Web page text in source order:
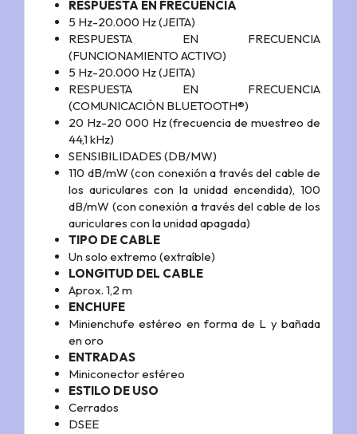
RESPUESTA EN FRECUENCIA
5 Hz-20.000 Hz (JEITA)
RESPUESTA EN FRECUENCIA
(FUNCIONAMIENTO ACTIVO)
5 Hz-20.000 Hz (JEITA)
RESPUESTA EN FRECUENCIA
(COMUNICACIÓN BLUETOOTH®)
20 Hz-20 000 Hz (frecuencia de muestreo de
44,1 kHz)
SENSIBILIDADES (DB/MW)
110 dB/mW (con conexión a través del cable de
los auriculares con la unidad encendida), 100
dB/mW (con conexión a través del cable de los
auriculares con la unidad apagada)
TIPO DE CABLE
Un solo extremo (extraíble)
LONGITUD DEL CABLE
Aprox. 1,2 m
ENCHUFE
Minienchufe estéreo en forma de L y bañada
en oro
ENTRADAS
Miniconector estéreo
ESTILO DE USO
Cerrados
DSEE